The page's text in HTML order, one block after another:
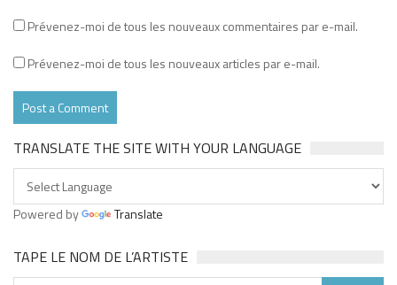
Prévenez-moi de tous les nouveaux commentaires par e-mail.
Prévenez-moi de tous les nouveaux articles par e-mail.
TRANSLATE THE SITE WITH YOUR LANGUAGE
Powered by Translate
TAPE LE NOM DE L’ARTISTE